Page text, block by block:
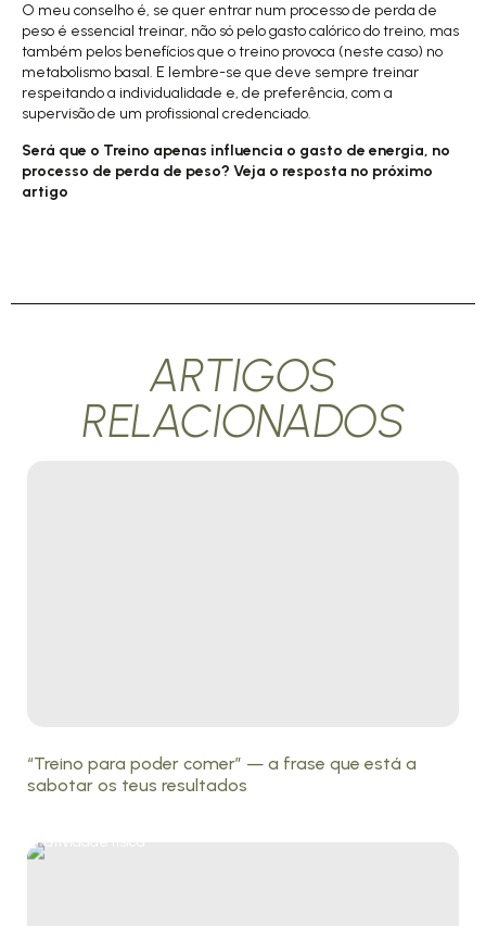
O meu conselho é, se quer entrar num processo de perda de
peso é essencial treinar, não só pelo gasto calórico do treino, mas
também pelos benefícios que o treino provoca (neste caso) no
metabolismo basal. E lembre-se que deve sempre treinar
respeitando a individualidade e, de preferência, com a
supervisão de um profissional credenciado.
Será que o Treino apenas influencia o gasto de energia, no
processo de perda de peso? Veja o resposta no próximo
artigo
ARTIGOS
RELACIONADOS
“Treino para poder comer” — a frase que está a
sabotar os teus resultados